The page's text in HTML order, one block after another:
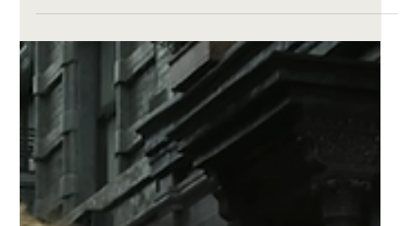
attraversando una trasformazione architetturale fondamentale,
segnando un allontanamento sistemico dalle approssimazioni
matematiche esplicite codificate manualmente, per abbracciare
un paradigma basato su rappresentazioni apprese e guidate
dai dati. Storicamente, le pipeline grafiche si sono affidate a
funzioni analitiche complesse per simulare l'interazi